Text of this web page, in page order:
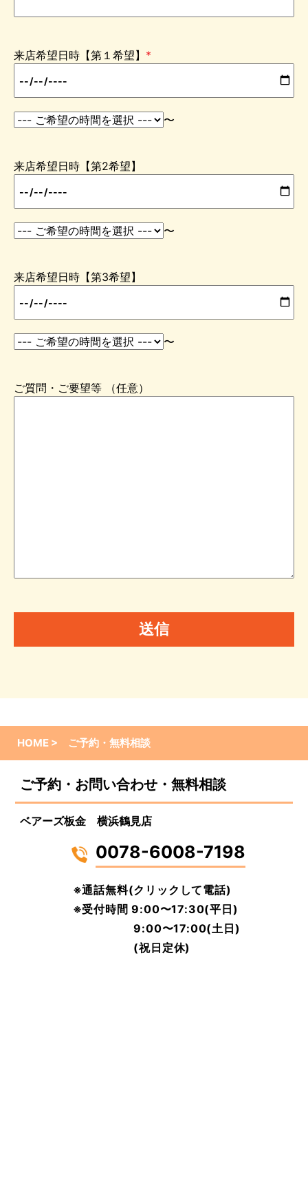
来店希望日時【第１希望】 *
〜
来店希望日時【第2希望】
〜
来店希望日時【第3希望】
〜
ご質問・ご要望等 （任意）
HOME > ご予約・無料相談
ご予約・お問い合わせ・無料相談
ベアーズ板金 横浜鶴見店
0078-6008-7198
※通話無料(クリックして電話)
※受付時間 9:00〜17:30(平日)
9:00〜17:00(土日)
(祝日定休)